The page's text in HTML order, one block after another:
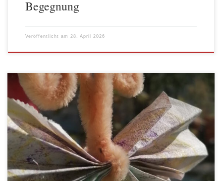
Begegnung
Veröffentlicht am 28. April 2026
Der AWO Stadtteiltreff Hellersdorf-Nord hat sich aktiv am
Frühlingsfest im Haus Kastanie, mit allen ansässigen
Einrichtungen, beteiligt. Der Stadtteiltreff organisierte ein
Bastelangebot für Kinder und grillte Würstchen – das war der
Renner.